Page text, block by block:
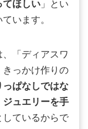
てほしい 」とい
います。
「ディアスワ
きっかけ作りの
ぱなしではな
ジュエリーを手
しているからで